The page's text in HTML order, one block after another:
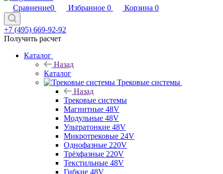
Сравнение0 Избранное 0 Корзина 0
+7 (495) 669-92-92
Получить расчет
Каталог
Назад
Каталог
Трековые системы
Назад
Трековые системы
Магнитные 48V
Модульные 48V
Ультратонкие 48V
Микротрековые 24V
Однофазные 220V
Трёхфазные 220V
Текстильные 48V
Гибкие 48V